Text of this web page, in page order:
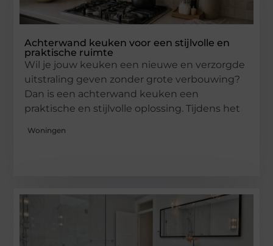
Achterwand keuken voor een stijlvolle en
praktische ruimte
Wil je jouw keuken een nieuwe en verzorgde
uitstraling geven zonder grote verbouwing?
Dan is een achterwand keuken een
praktische en stijlvolle oplossing. Tijdens het
Woningen